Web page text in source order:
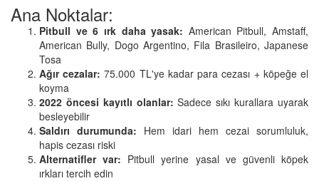
Ana Noktalar:
Pitbull ve 6 ırk daha yasak: American Pitbull, Amstaff,
American Bully, Dogo Argentino, Fila Brasileiro, Japanese
Tosa
Ağır cezalar: 75.000 TL'ye kadar para cezası + köpeğe el
koyma
2022 öncesi kayıtlı olanlar: Sadece sıkı kurallara uyarak
besleyebilir
Saldırı durumunda: Hem idari hem cezai sorumluluk,
hapis cezası riski
Alternatifler var: Pitbull yerine yasal ve güvenli köpek
ırkları tercih edin